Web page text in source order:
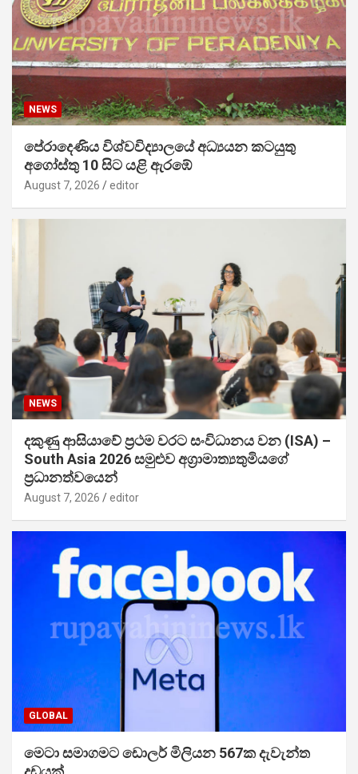
NEWS
පේරාදෙණිය විශ්වවිද්‍යාලයේ අධ්‍යයන කටයුතු
අගෝස්තු 10 සිට යළි ඇරඹේ
August 7, 2026 editor
NEWS
දකුණු ආසියාවේ ප්‍රථම වරට සංවිධානය වන (ISA) –
South Asia 2026 සමුළුව අග්‍රාමාත්‍යතුමියගේ
ප්‍රධානත්වයෙන්
August 7, 2026 editor
GLOBAL
මෙටා සමාගමට ඩොලර් මිලියන 567ක දැවැන්ත